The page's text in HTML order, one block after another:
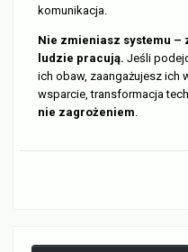
komunikacja.
Nie zmieniasz systemu –
ludzie pracują. Jeśli
ich obaw, zaangażujesz ich
wsparcie, transformacja
nie zagrożeniem